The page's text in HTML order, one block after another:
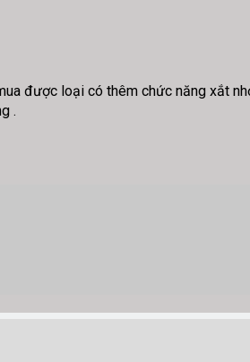
được loại có thêm chức năng xắt
.